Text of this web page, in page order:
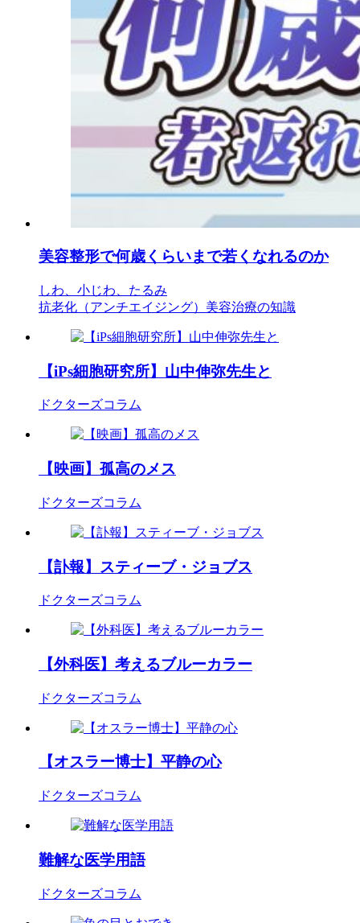
美容整形で何歳くらいまで若くなれるのか
しわ、小じわ、たるみ
抗老化（アンチエイジング） 美容治療の知識
【iPs細胞研究所】山中伸弥先生と
ドクターズコラム
【映画】孤高のメス
ドクターズコラム
【訃報】スティーブ・ジョブス
ドクターズコラム
【外科医】考えるブルーカラー
ドクターズコラム
【オスラー博士】平静の心
ドクターズコラム
難解な医学用語
ドクターズコラム